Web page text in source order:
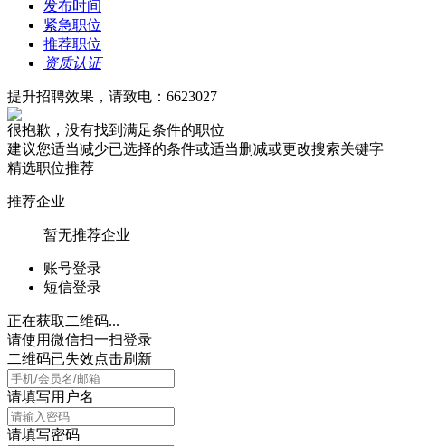
发布时间
紧急职位
推荐职位
资质认证
提升招聘效果，请致电：6623027
很抱歉，没有找到满足条件的职位
建议您适当减少已选择的条件或适当删减或更改搜索关键字
精选职位推荐
推荐企业
暂无推荐企业
账号登录
短信登录
正在获取二维码...
请使用微信扫一扫登录
二维码已失效点击刷新
请填写用户名
请填写密码